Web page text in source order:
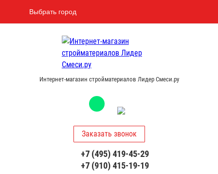
Выбрать город
Интернет-магазин стройматериалов Лидер Смеси.ру
Заказать звонок
+7 (495) 419-45-29
+7 (910) 415-19-19